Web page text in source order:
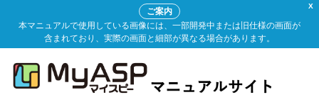
X
ご案内
本マニュアルで使用している画像には、一部開発中または旧仕様の画面が
含まれており、実際の画面と細部が異なる場合があります。